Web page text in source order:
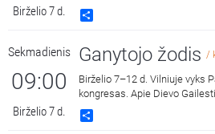
Birželio 7 d.
Šipavičius. Kalbina
Sekmadienis
09:00
Birželio 7 d.
Ganytojo žodis /
Birželio 7–12 d. Vilniuje vyks
kongresas. Apie Dievo
arkivyskupą metropolitą
Marijos radijo prezidentė